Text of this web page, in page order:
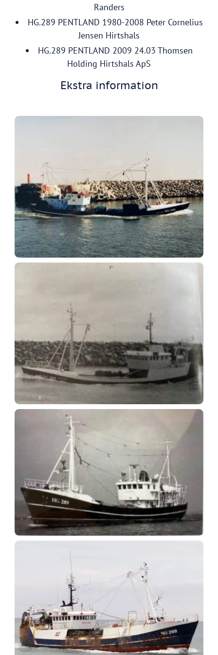
Randers
HG.289 PENTLAND 1980-2008 Peter Cornelius
Jensen Hirtshals
HG.289 PENTLAND 2009 24.03 Thomsen
Holding Hirtshals ApS
Ekstra information